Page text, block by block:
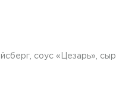
соус «Цезарь», сыр